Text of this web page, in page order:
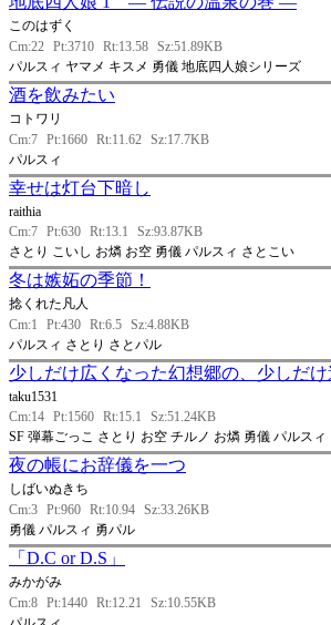
このはずく
Cm:22 Pt:3710 Rt:13.58 Sz:51.89KB
パルスィ ヤマメ キスメ 勇儀 地底四人娘シリーズ
酒を飲みたい
コトワリ
Cm:7 Pt:1660 Rt:11.62 Sz:17.7KB
パルスィ
幸せは灯台下暗し
raithia
Cm:7 Pt:630 Rt:13.1
Sz:93.87KB
さとり こいし お燐 お空 勇儀 パルスィ さとこい
冬は嫉妬の季節！
捻くれた凡人
Cm:1
Pt:430 Rt:6.5 Sz:4.88KB
パルスィ さとり さとパル
少しだけ広くなった幻想郷の、少しだ
taku1531
Cm:14 Pt:1560 Rt:15.1
Sz:51.24KB
SF 弾幕ごっこ さとり お空 チルノ お燐 勇儀 パルスィ
夜の帳にお辞儀を一つ
しばいぬきち
Cm:3 Pt:960 Rt:10.94 Sz:33.26KB
勇儀 パルスィ 勇パル
「D.C or D.S」
みかがみ
Cm:8 Pt:1440 Rt:12.21
Sz:10.55KB